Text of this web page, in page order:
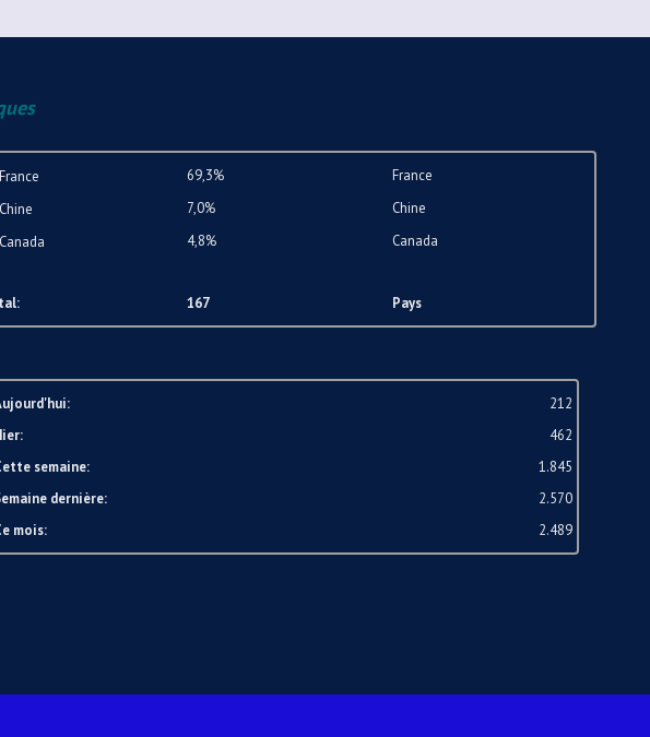
69,3%
France
7,0%
Chine
4,8%
Canada
167 Pays
212
462
semaine:
1.845
dernière:
2.570
mois:
2.489